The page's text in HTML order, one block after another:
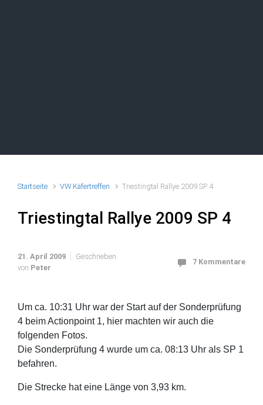
Startseite VW Käfertreffen Triestingtal Rallye 2009 SP 4
Triestingtal Rallye 2009 SP 4
21. April 2009
Geschrieben
von Peter
7 Kommentare
Um ca. 10:31 Uhr war der Start auf der Sonderprüfung
4 beim Actionpoint 1, hier machten wir auch die
folgenden Fotos.
Die Sonderprüfung 4 wurde um ca. 08:13 Uhr als SP 1
befahren.
Die Strecke hat eine Länge von 3,93 km.